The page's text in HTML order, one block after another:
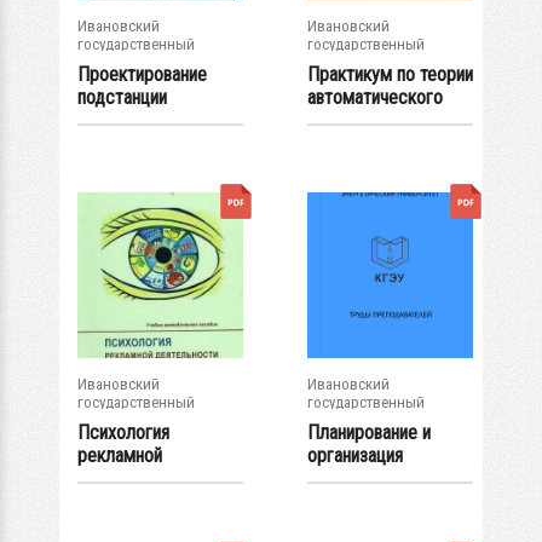
Ивановский
государственный
энергетический...
Проектирование
подстанции
Ивановский
государственный
энергетический...
Практикум по теории
автоматического
управления Ч....
Ивановский
государственный
энергетический...
Психология
рекламной
деятельности
Ивановский
государственный
энергетический...
Планирование и
организация
спортивно-